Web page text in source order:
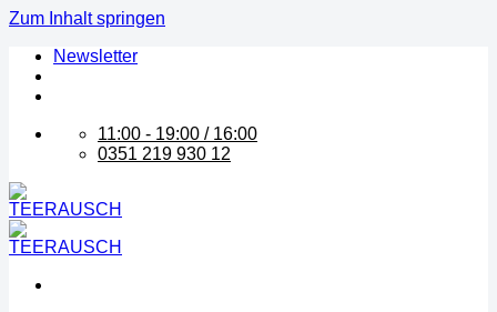
Zum Inhalt springen
Newsletter
11:00 - 19:00 / 16:00
0351 219 930 12